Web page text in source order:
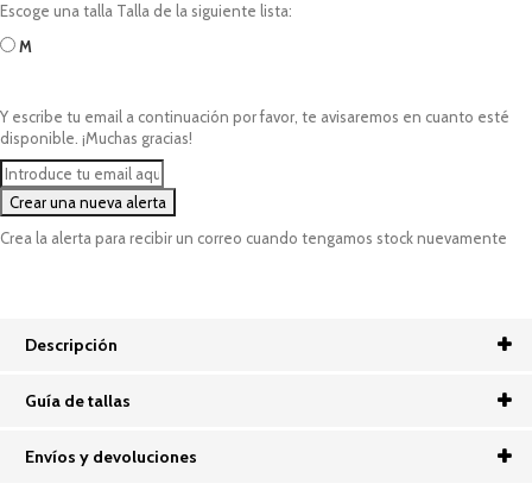
Escoge una talla Talla de la siguiente lista:
M
Y escribe tu email a continuación por favor, te avisaremos en cuanto esté
disponible. ¡Muchas gracias!
Crea la alerta para recibir un correo cuando tengamos stock nuevamente
Descripción
Guía de tallas
Envíos y devoluciones